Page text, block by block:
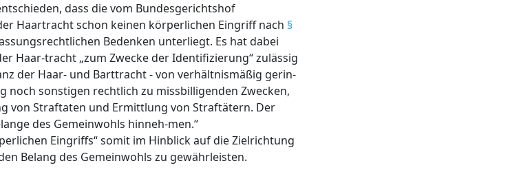
dass die vom Bundesgerichtshof
Haartracht schon keinen körperlichen Eingriff nach §
Bedenken unterliegt. Es hat dabei
Haar-tracht „zum Zwecke der Identifizierung“ zulässig
der Haar- und Barttracht - von verhältnismäßig gerin-
sonstigen rechtlich zu missbilligenden Zwecken,
von Straftaten und Ermittlung von Straftätern. Der
des Gemeinwohls hinneh-men.“
Eingriffs“ somit im Hinblick auf die Zielrichtung
Belang des Gemeinwohls zu gewährleisten.